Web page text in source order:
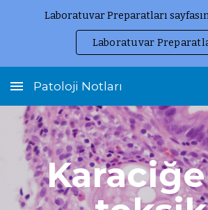
Laboratuvar Preparatları
Laboratuvar
Patoloji Notları